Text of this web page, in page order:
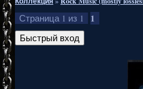
Страница 1 из 1 1